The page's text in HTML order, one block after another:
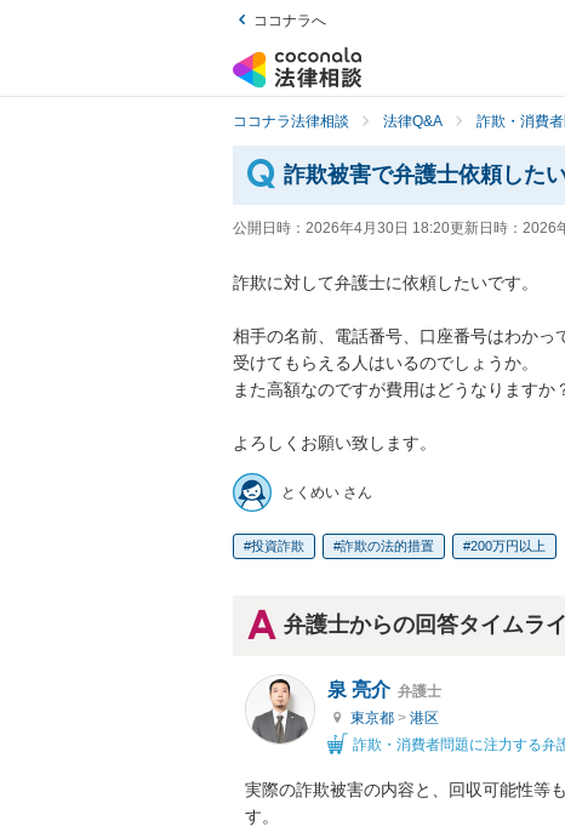
ココナラへ
ココナラ法律相談 法律Q&A 詐欺・消費
詐欺被害で弁護士依頼した
公開日時： 2026年4月30日 18:20更新日時： 2026
詐欺に対して弁護士に依頼したいです。
相手の名前、電話番号、口座番号はわかっ
受けてもらえる人はいるのでしょうか。
また高額なのですが費用はどうなりますか
よろしくお願い致します。
とくめい さん
投資詐欺 詐欺の法的措置 200万円以上
弁護士からの回答タイムラ
泉 亮介 弁護士
東京都 > 港区
詐欺・消費者問題に注力する弁
実際の詐欺被害の内容と、回収可能性等
す。